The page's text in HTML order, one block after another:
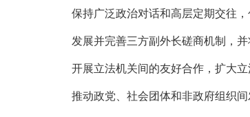
保持广泛政治对话和高层定期交往
发展并完善三方副外长磋商机制，
开展立法机关间的友好合作，扩大立
推动政党、社会团体和非政府组织间